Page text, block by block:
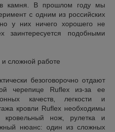
камня. В прошлом году мы
с одним из российских
у них ничего хорошего не
подобными
и сложной работе
безоговорочно отдают
черепице Ruflex из-за ее
качеств, легкости и
кровли Ruflex необходимы
кровельный нож, рулетка и
нюанс: один из сложных